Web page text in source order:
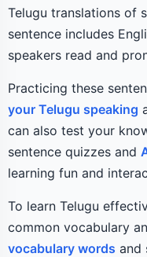
Telugu translations of
sentence includes
speakers read and
Practicing these
your Telugu speaking
can also test your
sentence quizzes and
learning fun and
To learn Telugu
common vocabulary
vocabulary words and